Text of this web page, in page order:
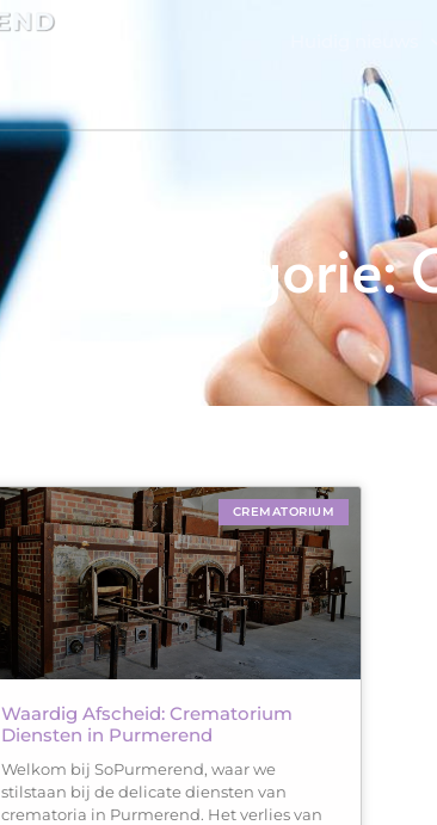
CREMATORIUM
Waardig Afscheid: Crematorium
Diensten in Purmerend
Welkom bij SoPurmerend, waar we
stilstaan bij de delicate diensten van
crematoria in Purmerend. Het verlies van